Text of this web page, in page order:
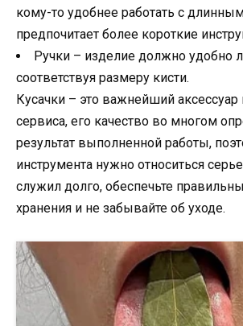
кому-то удобнее работать с
предпочитает более короткие
Ручки – изделие должно удобно
соответствуя размеру кисти.
Кусачки – это важнейший аксессуар
сервиса, его качество во многом
результат выполненной работы,
инструмента нужно относиться
служил долго, обеспечьте
хранения и не забывайте об уходе.